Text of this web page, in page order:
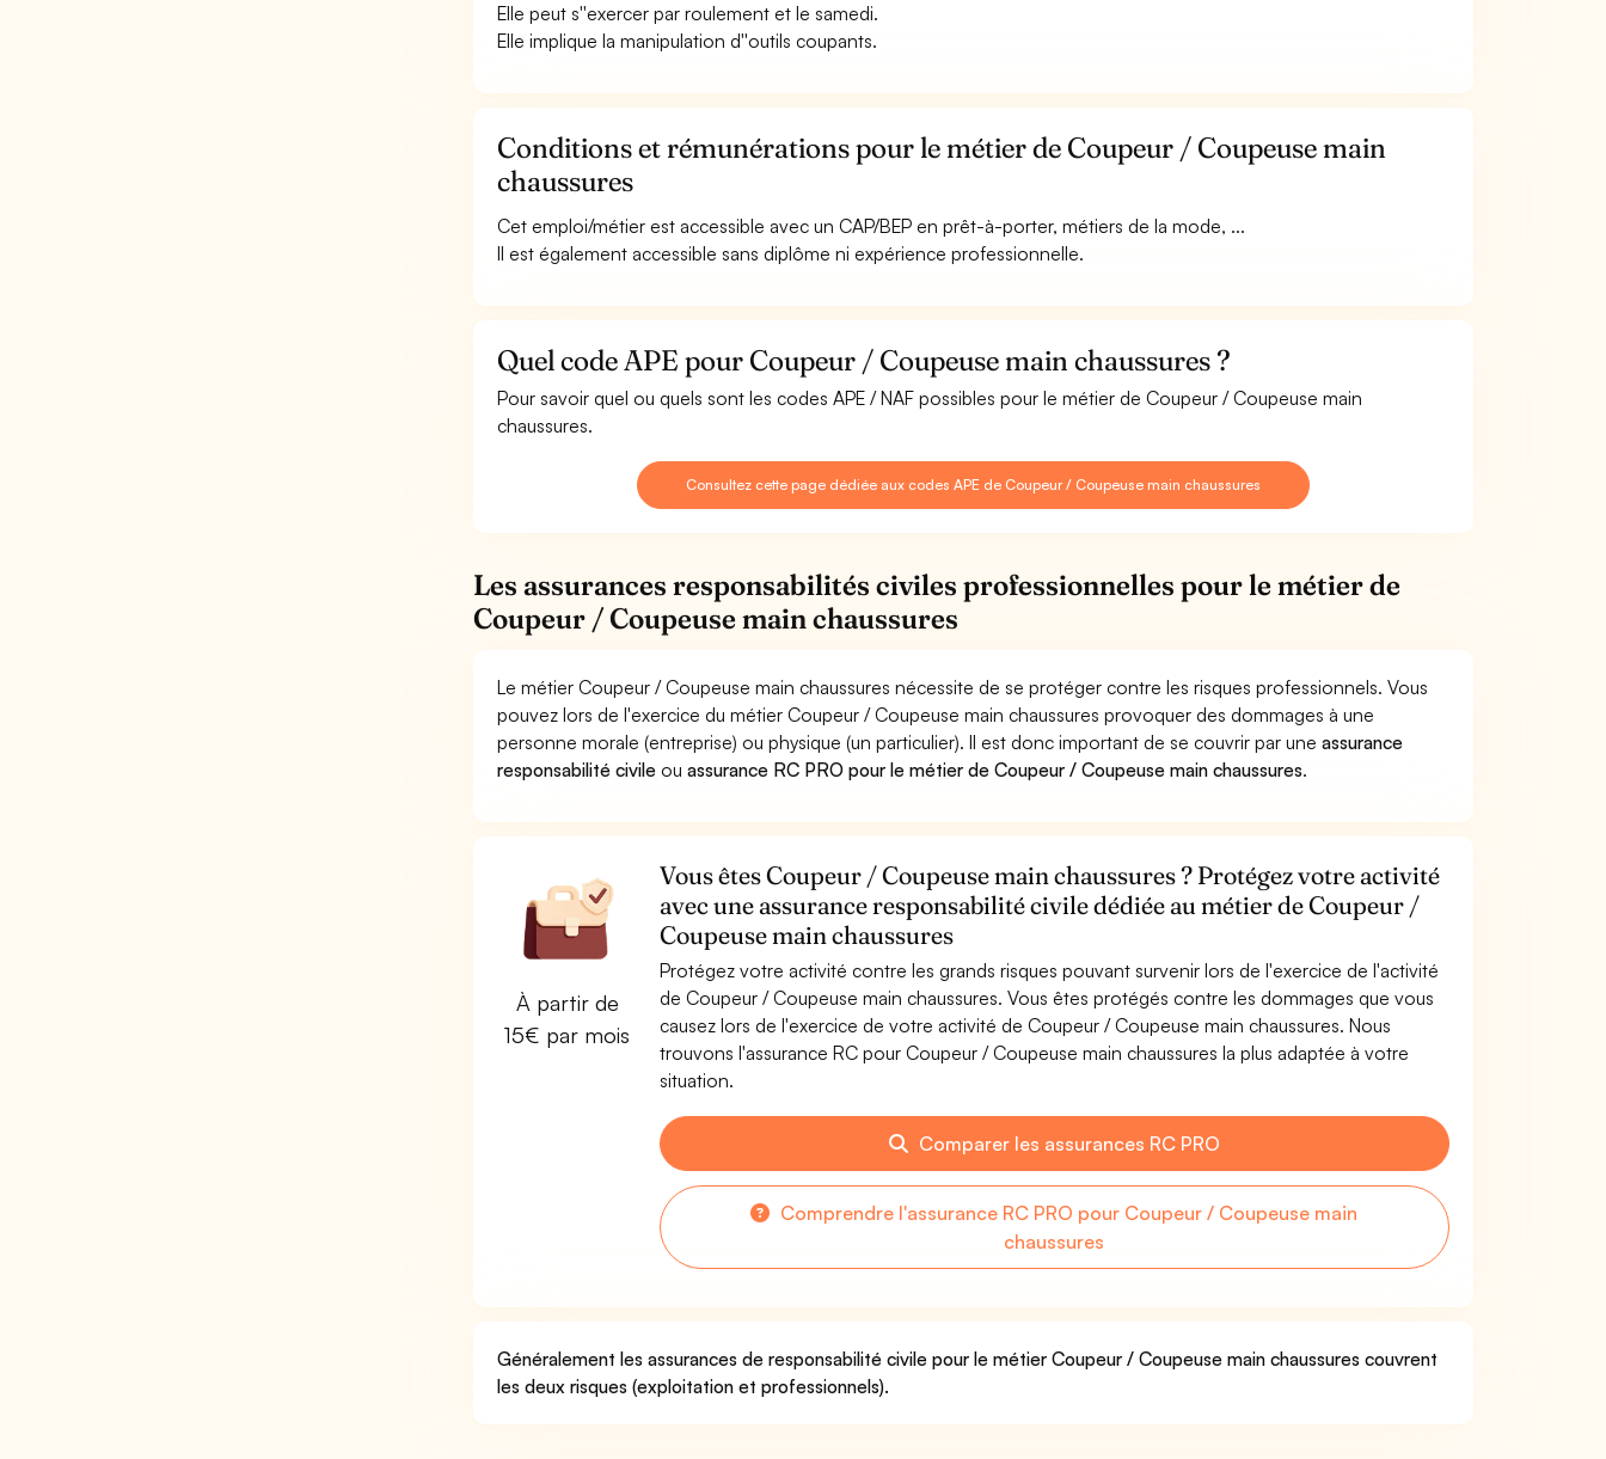
Elle peut s''exercer par roulement et le samedi.
Elle implique la manipulation d''outils coupants.
Conditions et rémunérations pour le métier de Coupeur / Coupeuse main
chaussures
Cet emploi/métier est accessible avec un CAP/BEP en prêt-à-porter, métiers de la mode, ...
Il est également accessible sans diplôme ni expérience professionnelle.
Quel code APE pour Coupeur / Coupeuse main chaussures ?
Pour savoir quel ou quels sont les codes APE / NAF possibles pour le métier de Coupeur / Coupeuse main
chaussures.
Consultez cette page dédiée aux codes APE de Coupeur / Coupeuse main chaussures
Les assurances responsabilités civiles professionnelles pour le métier de
Coupeur / Coupeuse main chaussures
Le métier Coupeur / Coupeuse main chaussures nécessite de se protéger contre les risques professionnels. Vous
pouvez lors de l'exercice du métier Coupeur / Coupeuse main chaussures provoquer des dommages à une
personne morale (entreprise) ou physique (un particulier). Il est donc important de se couvrir par uneassurance
responsabilité civile ouassurance RC PRO pour le métier de Coupeur / Coupeuse main chaussures.
À partir de
15€ par mois
Vous êtes Coupeur / Coupeuse main chaussures ? Protégez votre activité
avec une assurance responsabilité civile dédiée au métier de Coupeur /
Coupeuse main chaussures
Protégez votre activité contre les grands risques pouvant survenir lors de l'exercice de l'activité
de Coupeur / Coupeuse main chaussures. Vous êtes protégés contre les dommages que vous
causez lors de l'exercice de votre activité de Coupeur / Coupeuse main chaussures. Nous
trouvons l'assurance RC pour Coupeur / Coupeuse main chaussures la plus adaptée à votre
situation.
Comparer les assurances RC PRO
Comprendre l'assurance RC PRO pour Coupeur / Coupeuse main
chaussures
Généralement les assurances de responsabilité civile pour le métier Coupeur / Coupeuse main chaussures couvrent
les deux risques (exploitation et professionnels).